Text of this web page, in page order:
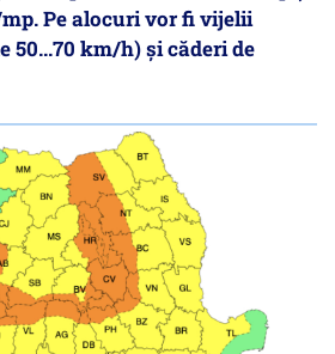
Pe alocuri vor fi vijelii
50...70 km/h) și căderi de